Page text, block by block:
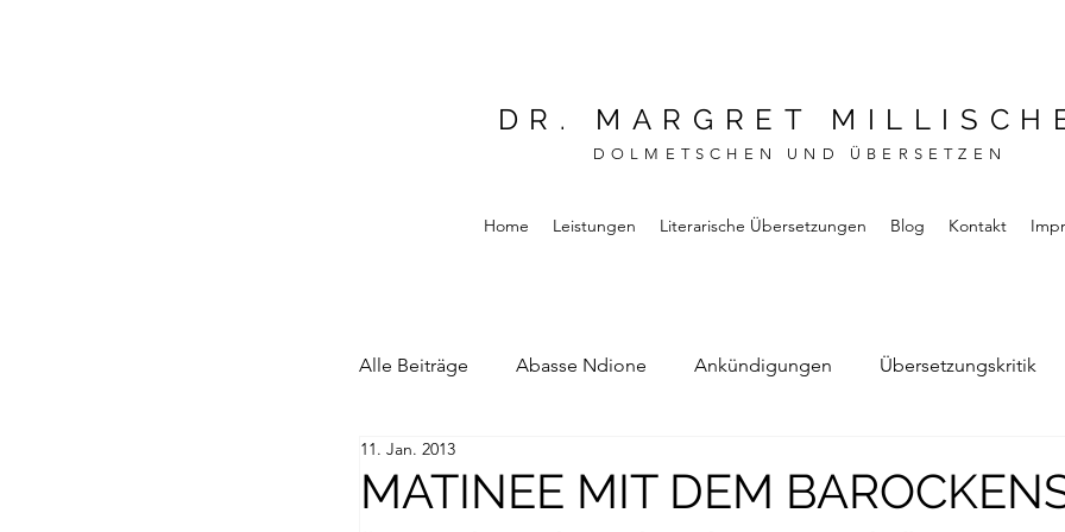
DR. MARGRET
DOLMETSCHEN UND ÜBERSETZEN
Home Leistungen Literarische Übersetzungen Blog Kontakt
Alle Beiträge Abasse Ndione Ankündigungen Übersetzungskritik
Alain Blottiere
MATINEE MIT DEM
11. Jan. 2013